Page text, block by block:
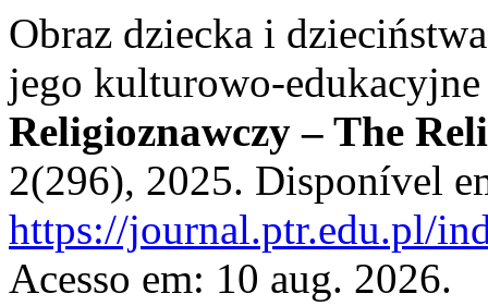
Obraz dziecka i
jego kulturowo-
Religioznawczy – The
2(296), 2025. Disponível
https://journal.ptr.edu.pl/
Acesso em: 10 aug. 2026.